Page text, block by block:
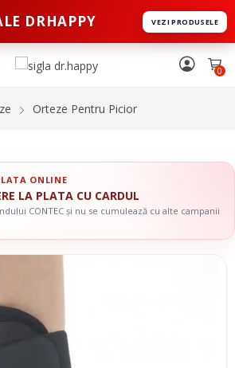
DRHAPPY VEZI PRODUSELE
0
Orteze Pentru Picior
ONLINE
LA PLATA CU CARDUL
CONTEC și nu se cumulează cu alte campanii